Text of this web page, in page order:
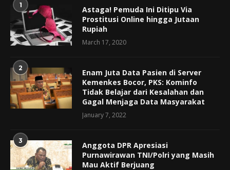
1
Astaga! Pemuda Ini Ditipu Via
Prostitusi Online hingga Jutaan
Rupiah
March 17, 2020
2
Enam Juta Data Pasien di Server
Kemenkes Bocor, PKS: Kominfo
Tidak Belajar dari Kesalahan dan
Gagal Menjaga Data Masyarakat
January 7, 2022
3
Anggota DPR Apresiasi
Purnawirawan TNI/Polri yang Masih
Mau Aktif Berjuang